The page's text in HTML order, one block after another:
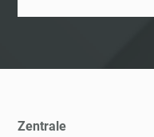
Zentrale